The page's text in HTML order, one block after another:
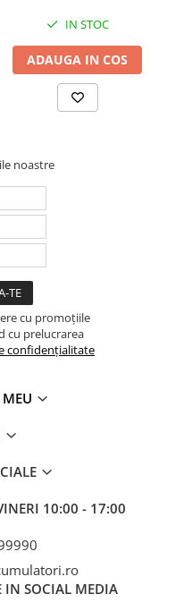
IN STOC
ADAUGA IN COS
noastre
cu promoțiile
cu prelucrarea
confidențialitate
10:00 - 17:00
IN SOCIAL MEDIA